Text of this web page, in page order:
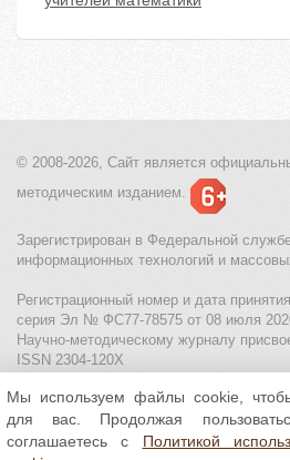
© 2008-2026, Сайт является
методическим изданием.
Зарегистрирован в Федеральной
информационных технологий и
Регистрационный номер и дата
серия Эл № ФС77-78575 от 08 июля
Научно-методическому журналу
ISSN 2304-120X
МЦИТО|Школьные олимпиады и
Политика использования файлов cookie
защиты персональных данных
Мы используем файлы cookie,
для вас. Продолжая
соглашаетесь с Политикой